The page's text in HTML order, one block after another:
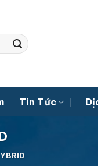
Tin Tức